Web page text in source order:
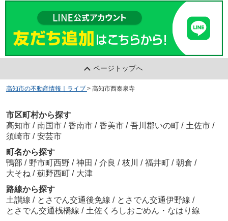
ページトップへ
高知市の不動産情報｜ライブ > 高知市西秦泉寺
市区町村から探す
高知市 / 南国市 / 香南市 / 香美市 / 吾川郡いの町 / 土佐市 /
須崎市 / 安芸市
町名から探す
鴨部 / 野市町西野 / 神田 / 介良 / 枝川 / 福井町 / 朝倉 /
大そね / 薊野西町 / 大津
路線から探す
土讃線 / とさでん交通後免線 / とさでん交通伊野線 /
とさでん交通桟橋線 / 土佐くろしおごめん・なはり線